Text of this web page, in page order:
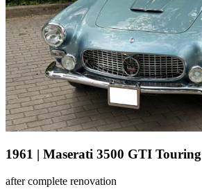
1961 | Maserati 3500 GTI Touring
after complete renovation